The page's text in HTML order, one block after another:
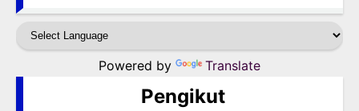
Powered by Translate
Pengikut